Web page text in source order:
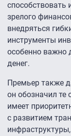
способствовать
зрелого
внедряться
инструменты
особенно важно
денег.
Премьер также
он обозначил те
имеет
с развитием